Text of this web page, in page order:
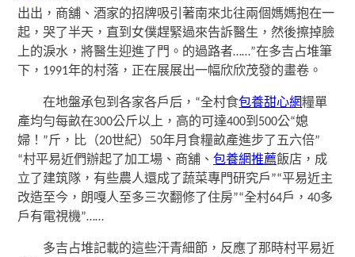
出出，商舖、酒家的招牌吸引著南來北往兩個媽媽抱在一
起，哭了半天，直到女僕趕緊過來告訴醫生，然後擦掉臉
上的淚水，將醫生迎進了門。的過路者……”在多吉占堆筆
下，1991年的村落，正在展展出一幅欣欣茂發的畫卷。
在地盤承包到各家各戶后，“全村食包養甜心網糧單
產均勻每畝在300公斤以上，高的可達400到500公“媳
婦！”斤，比（20世紀）50年月食糧畝產進步了五六倍”
“村平易近們辦起了加工場、商舖、包養網推薦飯店，成
立了建筑隊，有些農人還成了蔬菜專門研究戶”“平易近主
改造至今，朗嘎人至多三次翻修了住房”“全村64戶，40多
戶有電視機”……
多吉占堆記載的這些汗青細節，反應了那時村平易近